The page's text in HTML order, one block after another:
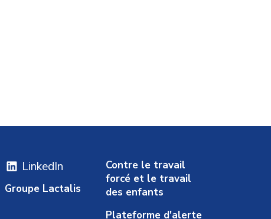
LinkedIn
Groupe Lactalis
Contre le travail
forcé et le travail
des enfants
Plateforme d'alerte